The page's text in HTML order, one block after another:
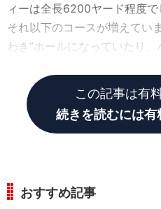
ィーは全長6200ヤード程度で
それ以下のコースが増えてい
わき”ホールになっていたり
この記事は有
続きを読むには
おすすめ記事